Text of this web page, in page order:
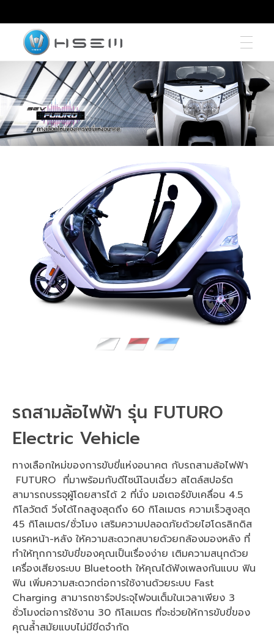
hsemmotors
บริษัท เอช เซม มอเตอร์ จำกัด
รถสามล้อไฟฟ้า รุ่น FUTURO
Electric Vehicle
ทางเลือกใหม่ของการขับขี่แห่งอนาคต กับรถสามล้อไฟฟ้า
FUTURO ที่มาพร้อมกับดีไซน์โฉบเฉี่ยว สไตล์สปอร์ต
สามารถบรรจุผู้โดยสารได้ 2 ที่นั่ง มอเตอร์ขับเคลื่อน 4.5
กิโลวัตต์ วิ่งได้ไกลสูงสุดถึง 60 กิโลเมตร ความเร็วสูงสุด
45 กิโลเมตร/ชั่วโมง เสริมความปลอดภัยด้วยไฮโดรลิกดิส
เบรคหน้า-หลัง ให้ความสะดวกสบายด้วยกล้องมองหลัง ที่
ทำให้ทุกการขับขี่ของคุณเป็นเรื่องง่าย เติมความสนุกด้วย
เครื่องเสียงระบบ Bluetooth ให้คุณได้ฟังเพลงกันแบบ ฟิน
ฟิน เพิ่มความสะดวกต่อการใช้งานด้วยระบบ Fast
Charging สามารถชาร์จประจุไฟจนเต็มในเวลาเพียง 3
ชั่วโมงต่อการใช้งาน 30 กิโลเมตร ที่จะช่วยให้การขับขี่ของ
คุณล้ำสมัยแบบไม่มีขีดจำกัด